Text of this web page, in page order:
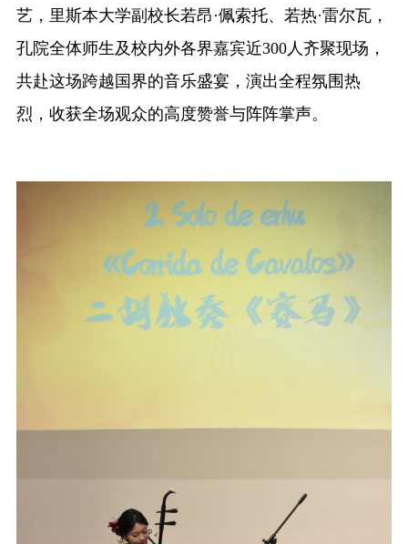
融合门户 校外访问（VPN）
艺，里斯本大学副校长若昂 ·佩索托、若热·雷尔瓦，
孔院全体师生及校内外各界嘉宾近300人齐聚现场，
共赴这场跨越国界的音乐盛宴，演出全程氛围热
烈，收获全场观众的高度赞誉与阵阵掌声。